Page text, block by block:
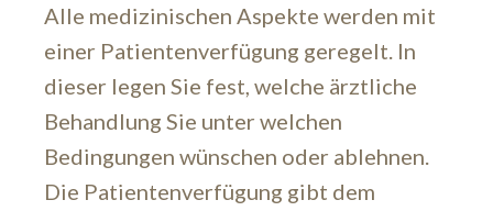
Alle medizinischen Aspekte werden mit
einer Patientenverfügung geregelt. In
dieser legen Sie fest, welche ärztliche
Behandlung Sie unter welchen
Bedingungen wünschen oder ablehnen.
Die Patientenverfügung gibt dem